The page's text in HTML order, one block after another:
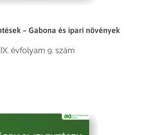
– Gabona és ipari növények
évfolyam 9. szám